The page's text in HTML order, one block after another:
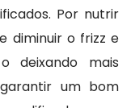
Por nutrir
diminuir o frizz e
deixando mais
um bom